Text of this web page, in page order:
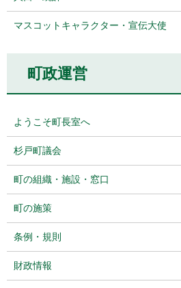
マスコットキャラクター・宣伝大使
町政運営
ようこそ町長室へ
杉戸町議会
町の組織・施設・窓口
町の施策
条例・規則
財政情報